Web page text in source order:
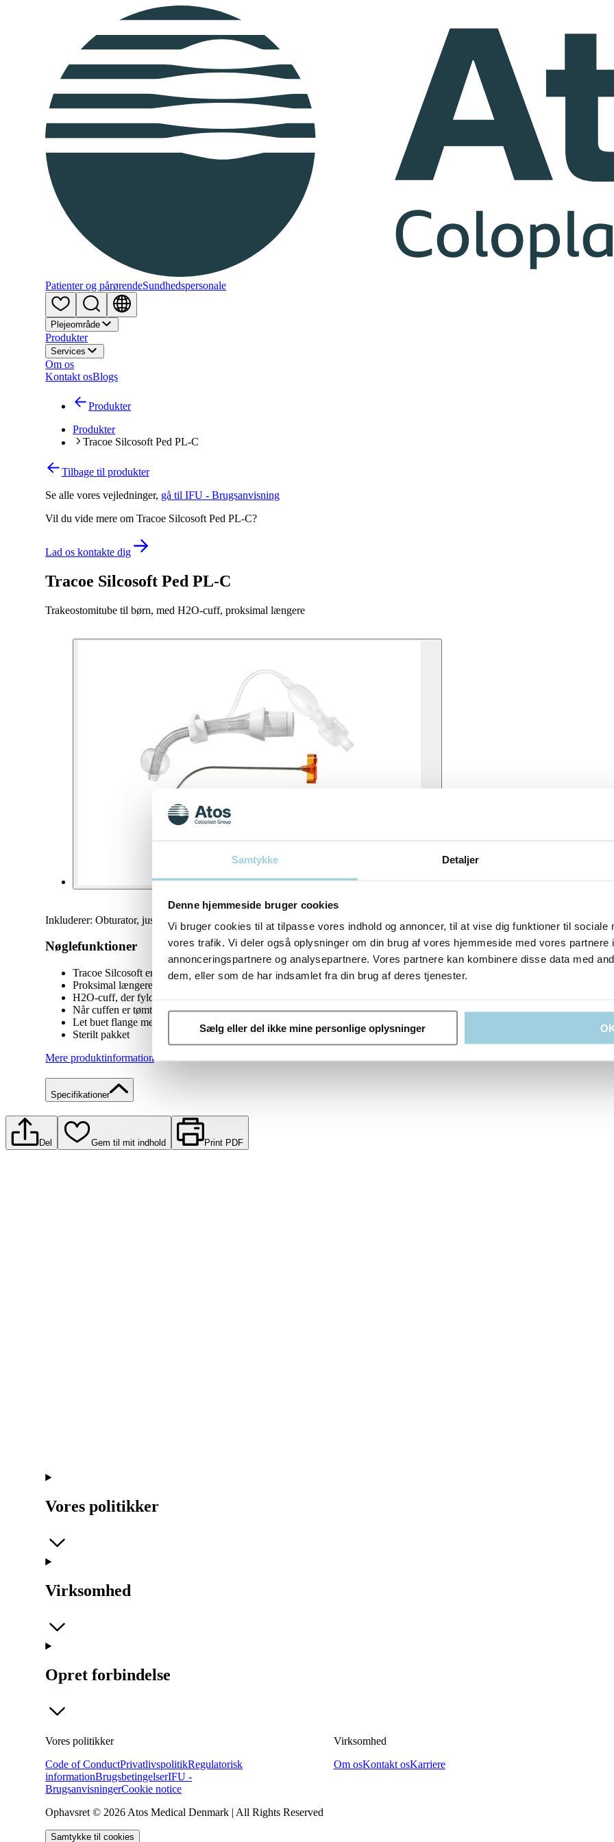
Samtykke Detaljer
Denne hjemmeside bruger cookies
Vi bruger cookies til at tilpasse vores indhold og annoncer, til at vise dig funktioner til sociale
vores trafik. Vi deler også oplysninger om din brug af vores hjemmeside med vores partnere
annonceringspartnere og analysepartnere. Vores partnere kan kombinere disse data med
dem, eller som de har indsamlet fra din brug af deres tjenester.
Sælg eller del ikke mine personlige oplysninger
Patienter og pårørendeSundhedspersonale
Plejeområde
Produkter
Services
Om os
Kontakt osBlogs
Produkter
Produkter
Tracoe Silcosoft Ped PL-C
Tracoe Silcosoft Ped PL-C
Trakeostomitube til børn, med H2O-cuff, proksimal længere
Tilbage til produkter
Inkluderer: Obturator, justerbart nakkebånd, frakoblingskile og produktinformationskort med to aftagelige etiketter.
Nøglefunktioner
Tracoe Silcosoft er en blød, fleksibel, spiralforstærket silikonetube
Proksimal længere tube
H2O-cuff, der fyldes med sterilt vand
Når cuffen er tømt for luft, sidder den tæt og stramt ind til kanylen
Let buet flange med store, ekstra forstærkede snørehuller
Sterilt pakket
Mere produktinformation
Specifikationer
Se alle vores vejledninger, gå til IFU - Brugsanvisning
Vil du vide mere om Tracoe Silcosoft Ped PL-C?
Lad os kontakte dig
Del Gem til mit indhold Print PDF
Vores politikker
Virksomhed
Opret forbindelse
Vores politikker
Code of ConductPrivatlivspolitikRegulatorisk
informationBrugsbetingelserIFU -
BrugsanvisningerCookie notice
Virksomhed
Om osKontakt osKarriere
Ophavsret © 2026 Atos Medical Denmark | All Rights Reserved
Samtykke til cookies